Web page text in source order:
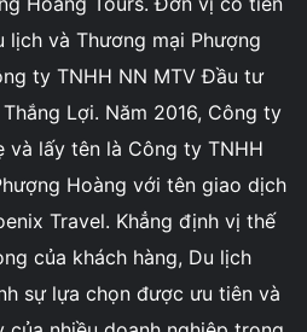
lịch và Thương mại Phượng
ty TNHH NN MTV Đầu tư
Lợi. Năm 2016, Công ty
lấy tên là Công ty TNHH
Hoàng với tên giao dịch
Travel. Khẳng định vị thế
của khách hàng, Du lịch
sự lựa chọn được ưu tiên và